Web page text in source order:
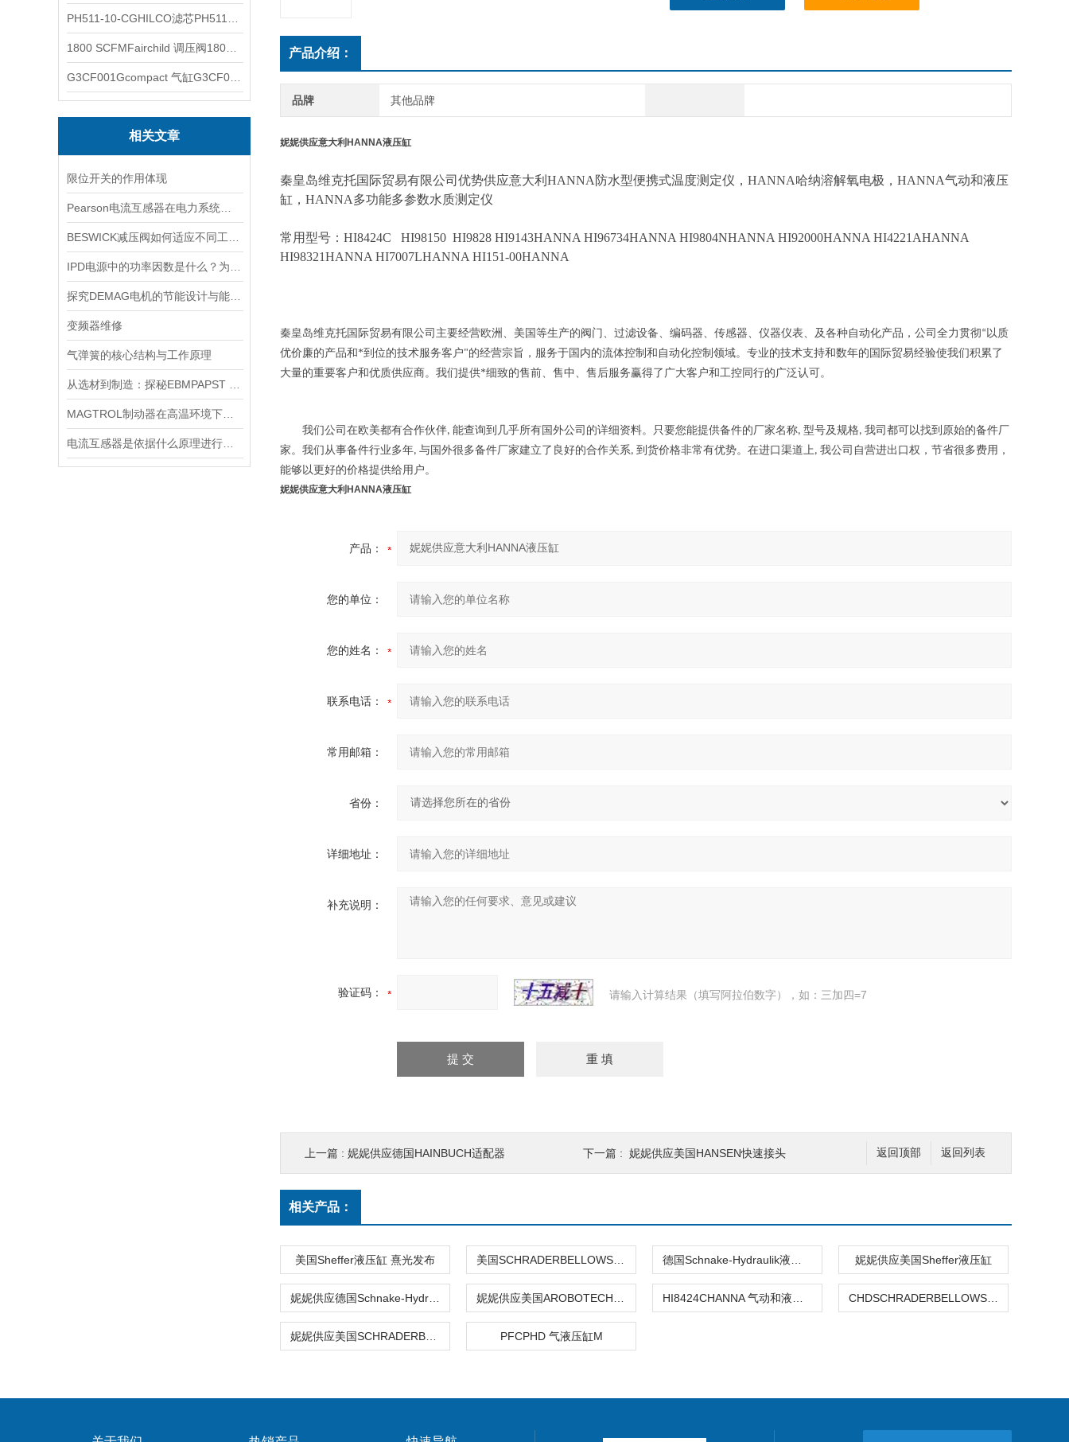
相关文章
限位开关的作用体现
变频器维修
气弹簧的核心结构与工作原理
产品介绍：
品牌 其他品牌
妮妮供应意大利HANNA液压缸
秦皇岛维克托国际贸易有限公司优势供应意大利 HANNA 防水型便携式温度测定仪， HANNA哈纳溶解氧电极 ， HANNA气动和液压
缸， HANNA多功能多参数水质测定仪
常用型号： HI8424C HI98150 HI9828 HI9143HANNA HI96734HANNA HI9804NHANNA HI92000HANNA HI4221AHANNA
HI98321HANNA HI7007LHANNA HI151-00HANNA
秦皇岛维克托国际贸易有限公司主要经营欧洲、美国等生产的阀门、过滤设备、编码器、传感器、仪器仪表、及各种自动化产品，公司全力贯彻 “ 以质
优价廉的产品和*到位的技术服务客户"的经营宗旨，服务于国内的流体控制和自动化控制领域。专业的技术支持和数年的国际贸易经验使我们积累了
大量的重要客户和优质供应商。我们提供*细致的售前、售中、售后服务赢得了广大客户和工控同行的广泛认可。
我们公司在欧美都有合作伙伴, 能查询到几乎所有国外公司的详细资料。只要您能提供备件的厂家名称, 型号及规格, 我司都可以找到原始的备件厂
家。我们从事备件行业多年, 与国外很多备件厂家建立了良好的合作关系, 到货价格非常有优势。在进口渠道上, 我公司自营进出口权，节省很多费用，
能够以更好的价格提供给用户。
妮妮供应意大利HANNA液压缸
产品：
您的单位：
您的姓名：
联系电话：
常用邮箱：
省份：
详细地址：
补充说明：
验证码： 请输入计算结果（填写阿拉伯数字），如：三加四=7
返回列表
返回顶部
上一篇 : 妮妮供应德国HAINBUCH适配器 下一篇 : 妮妮供应美国HANSEN快速接头
相关产品：
美国Sheffer液压缸 熹光发布 妮妮供应美国Sheffer液压缸
PFCPHD 气液压缸M